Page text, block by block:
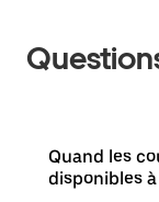
Quand les
disponibles à